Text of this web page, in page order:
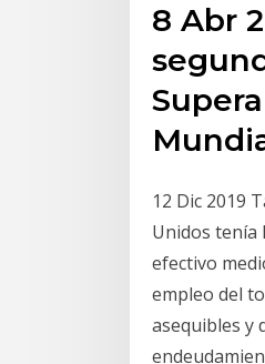
8 Abr
12 Dic 2019
Unidos tenía
efectivo
empleo del
asequibles y